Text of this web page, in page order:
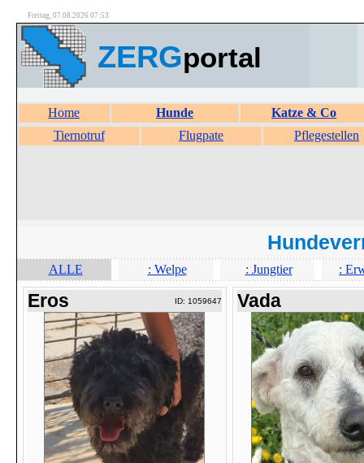
Freitag, 07.08.2026 07:53
ZERGportal
Home Hunde
Katze & Co
Tiernotruf
Flugpate Pflegestellen
ALLE : Welpe : Jungtier :
Eros ID: 1059647 Vada